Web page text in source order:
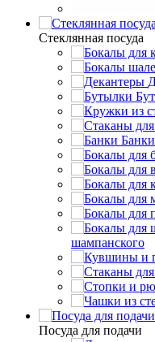
Стеклянная посуда
Банки
шампанского
Посуда для подачи